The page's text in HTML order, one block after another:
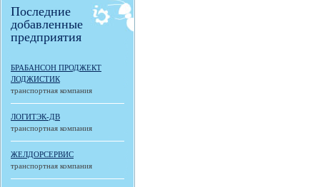
Последние
добавленные
предприятия
БРАБАНСОН ПРОДЖЕКТ
ЛОДЖИСТИК
транспортная компания
ЛОГИТЭК-ДВ
транспортная компания
ЖЕЛДОРСЕРВИС
транспортная компания